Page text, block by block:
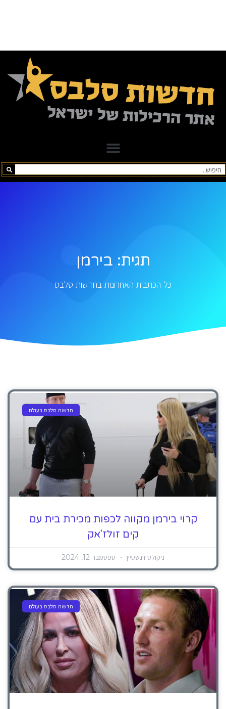
תגית: בירמן
כל הכתבות האחרונות בחדשות סלבס
חדשות סלבס בעולם
קרוי בירמן מקווה לכפות מכירת בית עם
קים זולז'אק
ניקולס וינשטיין ספטמבר 12, 2024
חדשות סלבס בעולם